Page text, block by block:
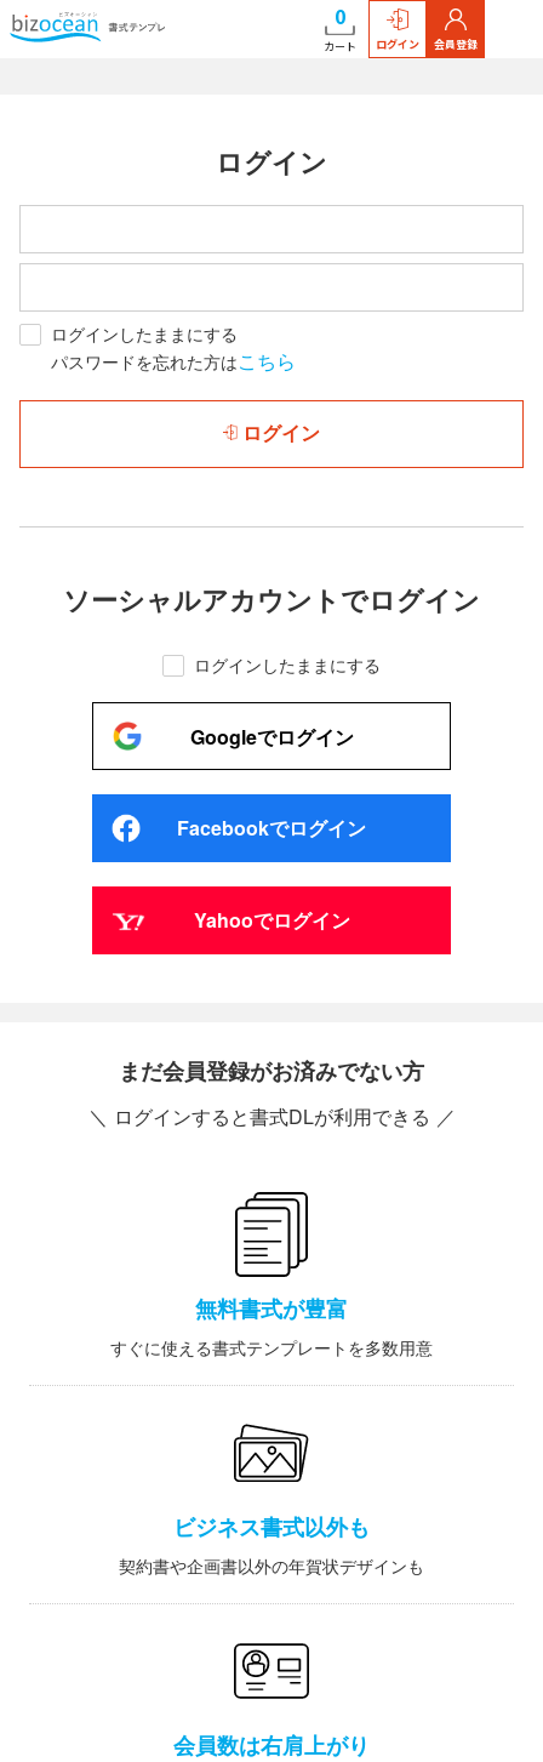
0
カート ログイン 会員登録
ログイン
ログインしたままにする
パスワードを忘れた方はこちら
ログイン
ソーシャルアカウントでログイン
ログインしたままにする
Googleでログイン
Facebookでログイン
Yahooでログイン
まだ会員登録がお済みでない方
＼ ログインすると書式DLが利用できる ／
無料書式が豊富
すぐに使える書式テンプレートを多数用意
ビジネス書式以外も
契約書や企画書以外の年賀状デザインも
会員数は右肩上がり